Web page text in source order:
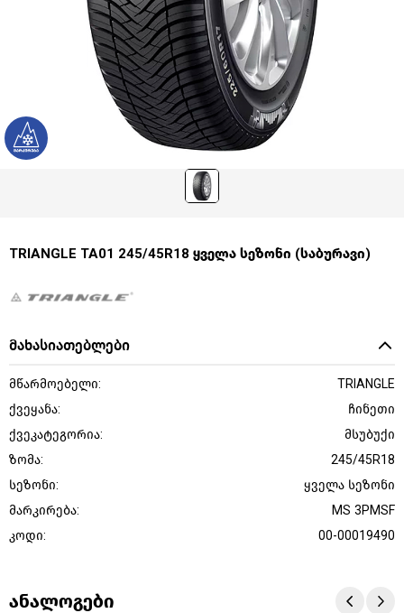
TRIANGLE TA01 245/45R18 ყველა სეზონი (საბურავი)
მახასიათებლები
მწარმოებელი:
TRIANGLE
ქვეყანა:
ჩინეთი
ქვეკატეგორია:
მსუბუქი
ზომა:
245/45R18
სეზონი:
ყველა სეზონი
მარკირება:
MS 3PMSF
კოდი:
00-00019490
ანალოგები